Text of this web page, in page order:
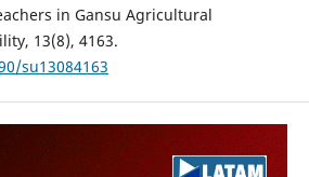
in Gansu Agricultural
13(8), 4163.
su13084163